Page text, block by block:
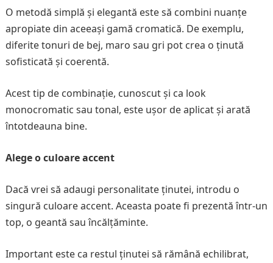
O metodă simplă și elegantă este să combini nuanțe
apropiate din aceeași gamă cromatică. De exemplu,
diferite tonuri de bej, maro sau gri pot crea o ținută
sofisticată și coerentă.
Acest tip de combinație, cunoscut și ca look
monocromatic sau tonal, este ușor de aplicat și arată
întotdeauna bine.
Alege o culoare accent
Dacă vrei să adaugi personalitate ținutei, introdu o
singură culoare accent. Aceasta poate fi prezentă într-un
top, o geantă sau încălțăminte.
Important este ca restul ținutei să rămână echilibrat,